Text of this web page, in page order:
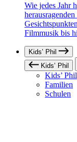
Wie jedes Jahr
Filmmusik bis
Kids’ Phil
Kids’ Phil
Kids’ Phil
Familien
Schulen